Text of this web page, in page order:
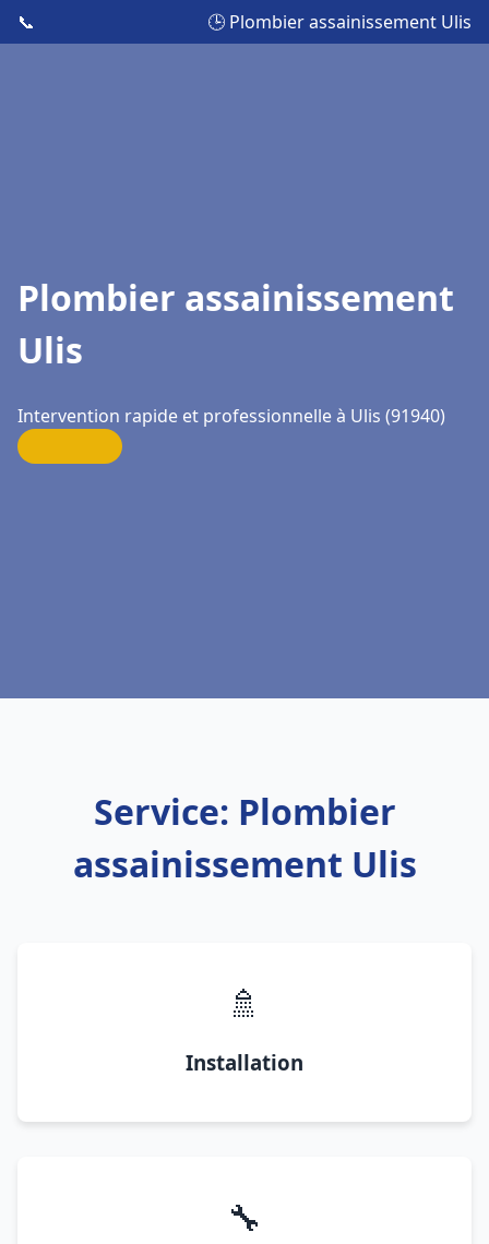
📞 🕒 Plombier assainissement Ulis
Plombier assainissement
Ulis
Intervention rapide et professionnelle à Ulis (91940)
Service: Plombier
assainissement Ulis
🚿
Installation
🔧